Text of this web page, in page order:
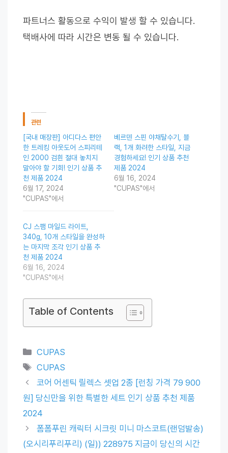
파트너스 활동으로 수익이 발생 할 수 있습니다.
택배사에 따라 시간은 변동 될 수 있습니다.
관련
[국내 매장판] 아디다스 편안
한 트레킹 아웃도어 스피리테
인 2000 검흰 절대 놓치지
말아야 할 기회! 인기 상품 추
천 제품 2024
6월 17, 2024
"CUPAS"에서
베르덴 스핀 야채탈수기, 블
랙, 1개 화려한 스타일, 지금
경험하세요! 인기 상품 추천
제품 2024
6월 16, 2024
"CUPAS"에서
CJ 스팸 마일드 라이트,
340g, 10개 스타일을 완성하
는 마지막 조각 인기 상품 추
천 제품 2024
6월 16, 2024
"CUPAS"에서
Table of Contents
Categories
CUPAS
Tags
CUPAS
코어 어센틱 릴렉스 셋업 2종 [런칭 가격 79 900
원] 당신만을 위한 특별한 세트 인기 상품 추천 제품
2024
폼폼푸린 캐릭터 시크릿 미니 마스코트(랜덤발송)
(오시리푸리푸리) (일)) 228975 지금이 당신의 시간